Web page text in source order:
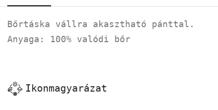
Bőrtáska vállra akasztható pánttal.
Anyaga: 100% valódi bőr
Ikonmagyarázat